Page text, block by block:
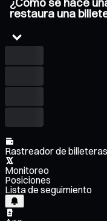
restaura una
Rastreador de billeteras
Monitoreo
Posiciones
Lista de seguimiento